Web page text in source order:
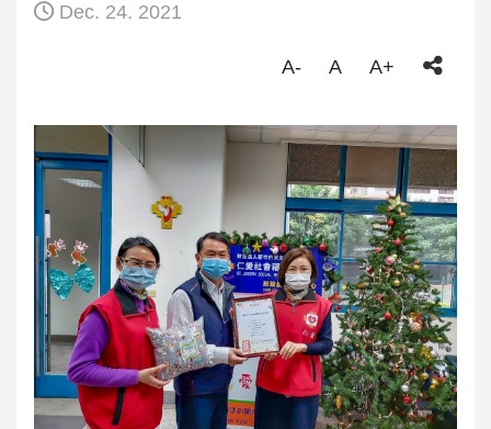
Dec. 24. 2021
A- A A+